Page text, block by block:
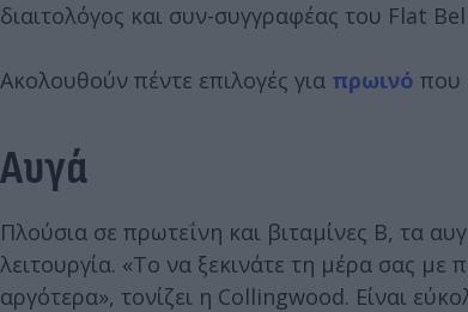
διαιτολόγος και συν-συγγραφέας του Flat
Ακολουθούν πέντε επιλογές για πρωινό που
Αυγά
Πλούσια σε πρωτεΐνη και βιταμίνες Β, τα
λειτουργία. «Το να ξεκινάτε τη μέρα σας
αργότερα», τονίζει η Collingwood. Είναι